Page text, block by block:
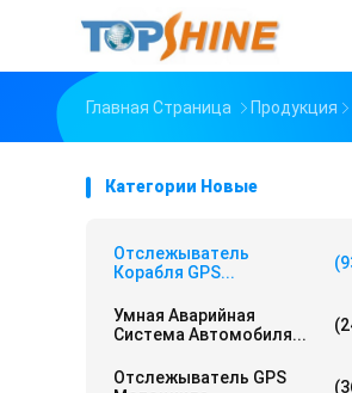
Главная Страница Продукция
Категории Новые
Отслежыватель
Корабля GPS...
Умная Аварийная
Система Автомобиля...
Отслежыватель GPS